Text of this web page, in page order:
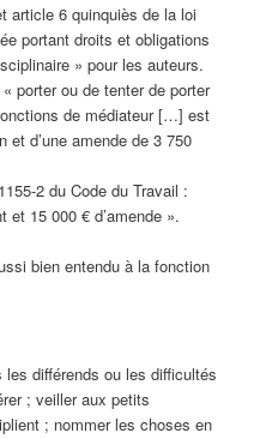
article 6 quinquiès de la loi
portant droits et obligations
» pour les auteurs.
« porter ou de tenter de porter
de médiateur […] est
et d’une amende de 3 750
2 du Code du Travail :
et 15 000 € d’amende ».
bien entendu à la fonction
différends ou les difficultés
; veiller aux petits
; nommer les choses en